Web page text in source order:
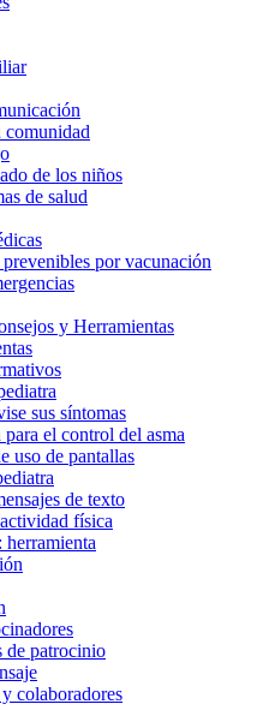
comunidad
de los niños
de salud
por vacunación
y Herramientas
sus síntomas
el control del asma
uso de pantallas
de texto
física
herramienta
de patrocinio
colaboradores